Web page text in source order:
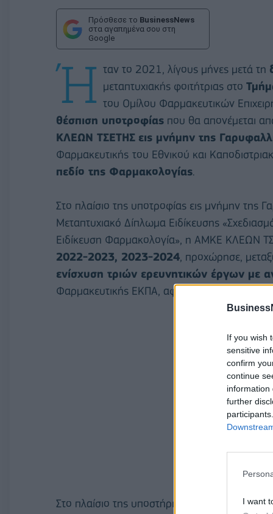
If you wish
sensitive
confirm
continue
information
further
I want
Πρόσθεσε το BusinessNews
στα αγαπημένα σου στη
Google
Ή ταν το 2021, λίγους μήνες μετά τη
μεταπτυχιακής φοιτήτριας στο
του Ομίλου Φαρμακευτικών
θέσπιση υποτροφίας που θα απονέμεται
ΚΛΕΩΝ ΤΣΕΤΗΣ εις μνήμην της
Φαρμακευτικής του Εθνικού και
πεδίο της Φαρμακολογίας.
Στο πλαίσιο της υποτροφίας εις μνήμην
Μεταπτυχιακό Δίπλωμα Ειδίκευσης
Ειδίκευση Φαρμακολογία», η ΑΜΚΕ ΚΛΕΩΝ
2022-2023, 2023-2024, προχώρησε,
ενίσχυση τριών ερευνητικών έργων με
Φαρμακευτικής ΕΚΠΑ, αφού έλαβε και
Στο πλαίσιο της υποστήριξης των τριών